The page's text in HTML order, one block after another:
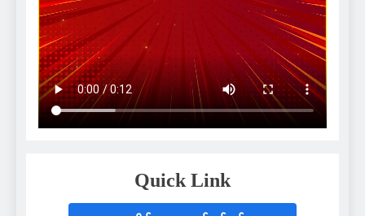
Quick Link